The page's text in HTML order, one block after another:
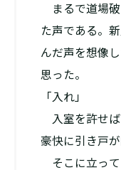
まるで道場破
た声である。
んだ声を想像
思った。
「入れ」
入室を許せば
豪快に引き戸が
そこに立って